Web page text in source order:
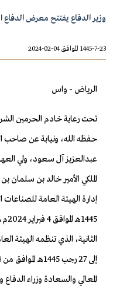
وزير الدفاع يفتتح معرض الدفاع
1445-7-23 الموافق 04-02-2024
الرياض - واس
تحت رعاية خادم الحرمين
حفظه الله، ونيابة عن صاحب
عبدالعزيز آل سعود، ولي
الملكي الأمير خالد بن سلمان
المعالي والسعادة وزراء